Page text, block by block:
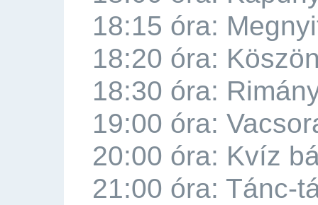
18:15 óra:
18:20 óra:
18:30 óra:
19:00 óra:
20:00 óra: Kvíz
21:00 óra: Tánc-